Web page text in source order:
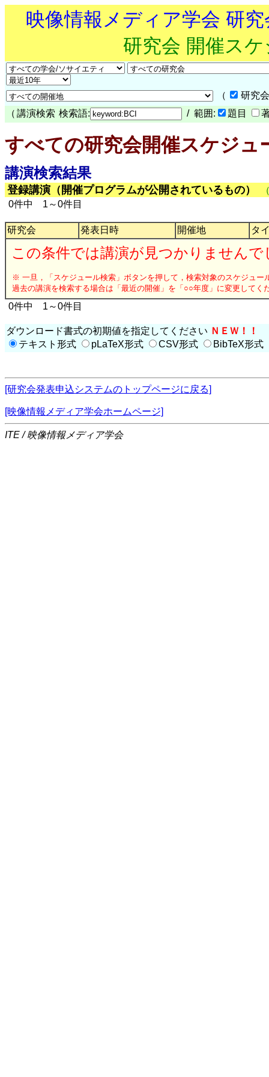
映像情報メディア学会 研
研究会 開催ス
（
研究
（ 講演検索 検索語: / 範囲: 題目
すべての研究会開催スケジュ
講演検索結果
登録講演（開催プログラムが公開されているもの）
0件中 1～0件目
研究会 発表日時 開催地 タ
この条件では講演が見つかりませんで
※ 一旦，「スケジュール検索」ボタンを押して，検索対象のスケジュー
過去の講演を検索する場合は「最近の開催」を「○○年度」に変更してく
0件中 1～0件目
ダウンロード書式の初期値を指定してください ＮＥＷ！！
テキスト形式
pLaTeX形式 CSV形式 BibTeX形式
[研究会発表申込システムのトップページに戻る]
[映像情報メディア学会ホームページ]
ITE / 映像情報メディア学会